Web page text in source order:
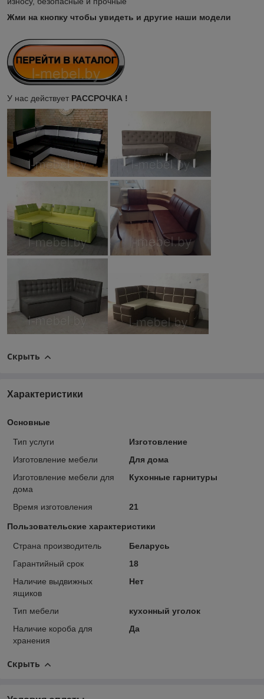
Жми на кнопку чтобы увидеть и другие наши модели
У нас действует РАССРОЧКА !
Скрыть
Характеристики
Основные
Тип услуги
Изготовление
Изготовление мебели
Для дома
Изготовление мебели для
дома
Кухонные гарнитуры
Время изготовления 21
Пользовательские характеристики
Страна производитель
Беларусь
Гарантийный срок
18
Наличие выдвижных
ящиков
Нет
Тип мебели
кухонный уголок
Наличие короба для
хранения
Да
Скрыть